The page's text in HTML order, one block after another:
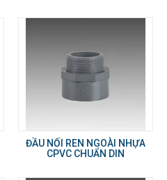
ĐẦU NỐI REN NGOÀI NHỰA
CPVC CHUẨN DIN